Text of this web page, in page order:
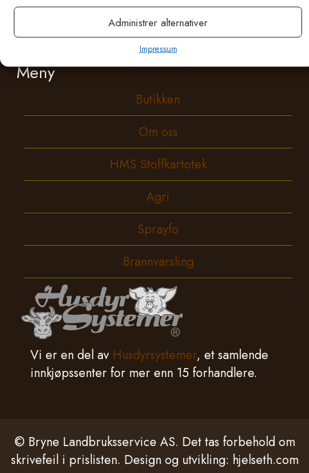
Administrer alternativer
Impressum
Salgsbetingelser
Meny
Butikken
Om oss
HMS Stoffkartotek
Agri
Sprayfo
Brannvarsling
Vi er en del av Husdyrsystemer, et samlende
innkjøpssenter for mer enn 15 forhandlere.
© Bryne Landbruksservice AS. Det tas forbehold om
skrivefeil i prislisten. Design og utvikling: hjelseth.com